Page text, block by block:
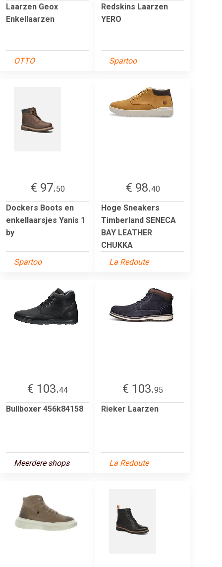
Laarzen Geox
Enkellaarzen
OTTO
Redskins Laarzen
YERO
Spartoo
€ 97.50
Dockers Boots en
enkellaarsjes Yanis 1
by
Spartoo
€ 98.40
Hoge Sneakers
Timberland SENECA
BAY LEATHER
CHUKKA
La Redoute
€ 103.44
Bullboxer 456k84158
Meerdere shops
€ 103.95
Rieker Laarzen
La Redoute